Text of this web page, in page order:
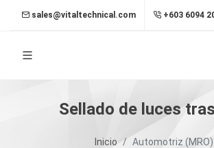
sales@vitaltechnical.com +603 6094
Sellado de luces
Inicio Automotriz (MRO)